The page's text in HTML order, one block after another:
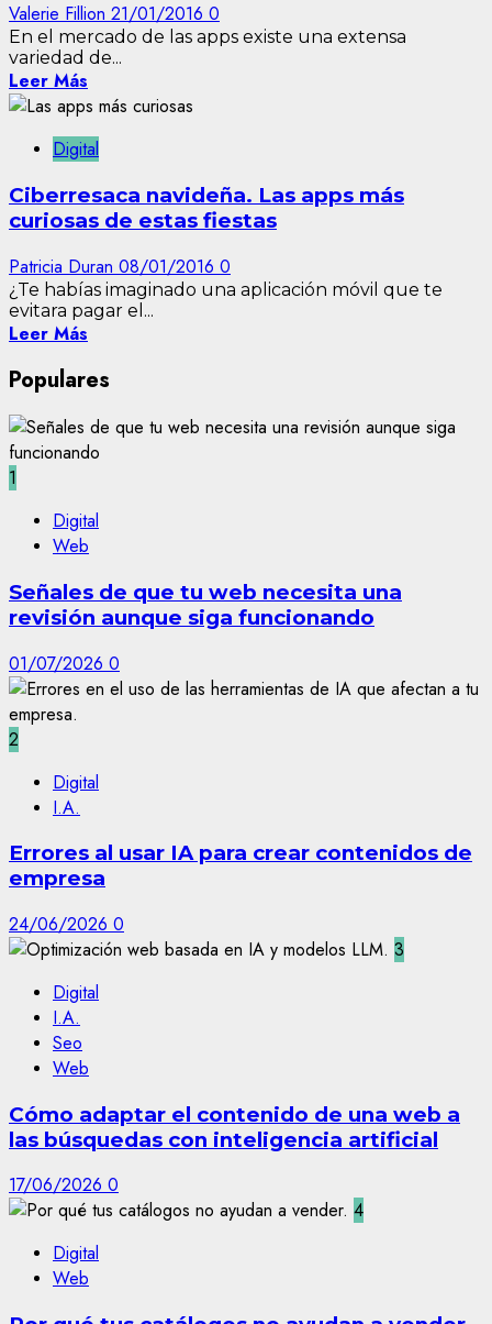
Valerie Fillion 21/01/2016 0
En el mercado de las apps existe una extensa
variedad de...
Leer Más
Digital
Ciberresaca navideña. Las apps más
curiosas de estas fiestas
Patricia Duran 08/01/2016 0
¿Te habías imaginado una aplicación móvil que te
evitara pagar el...
Leer Más
Populares
1
Digital
Web
Señales de que tu web necesita una
revisión aunque siga funcionando
01/07/2026 0
2
Digital
I.A.
Errores al usar IA para crear contenidos de
empresa
24/06/2026 0
3
Digital
I.A.
Seo
Web
Cómo adaptar el contenido de una web a
las búsquedas con inteligencia artificial
17/06/2026 0
4
Digital
Web